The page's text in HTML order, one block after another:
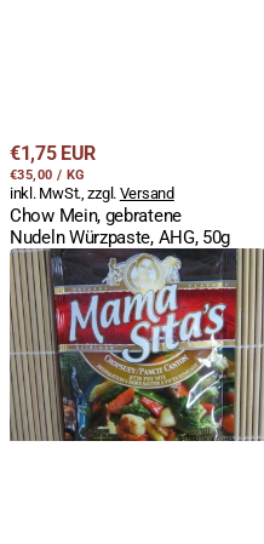
Regulärer
Preis
€1,75 EUR
STÜCKPREIS
€35,00 / PRO
KG
inkl. MwSt., zzgl. Versand
Chow Mein, gebratene
Nudeln Würzpaste, AHG, 50g
Würzmischung
für
Chop
Suey,
Pancit
Canton,
Mama
Sita`s,
40g